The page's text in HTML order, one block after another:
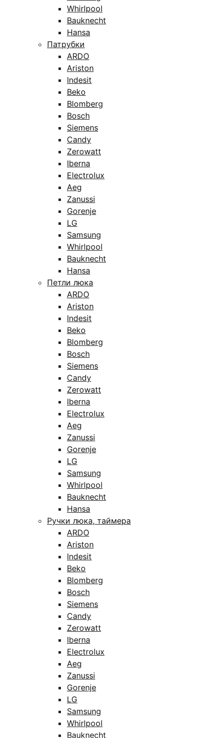
Whirlpool
Bauknecht
Hansa
Патрубки
ARDO
Ariston
Indesit
Beko
Blomberg
Bosch
Siemens
Candy
Zerowatt
Iberna
Electrolux
Aeg
Zanussi
Gorenje
LG
Samsung
Whirlpool
Bauknecht
Hansa
Петли люка
ARDO
Ariston
Indesit
Beko
Blomberg
Bosch
Siemens
Candy
Zerowatt
Iberna
Electrolux
Aeg
Zanussi
Gorenje
LG
Samsung
Whirlpool
Bauknecht
Hansa
Ручки люка, таймера
ARDO
Ariston
Indesit
Beko
Blomberg
Bosch
Siemens
Candy
Zerowatt
Iberna
Electrolux
Aeg
Zanussi
Gorenje
LG
Samsung
Whirlpool
Bauknecht